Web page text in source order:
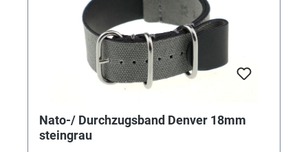
Nato-/ Durchzugsband Denver 18mm
steingrau